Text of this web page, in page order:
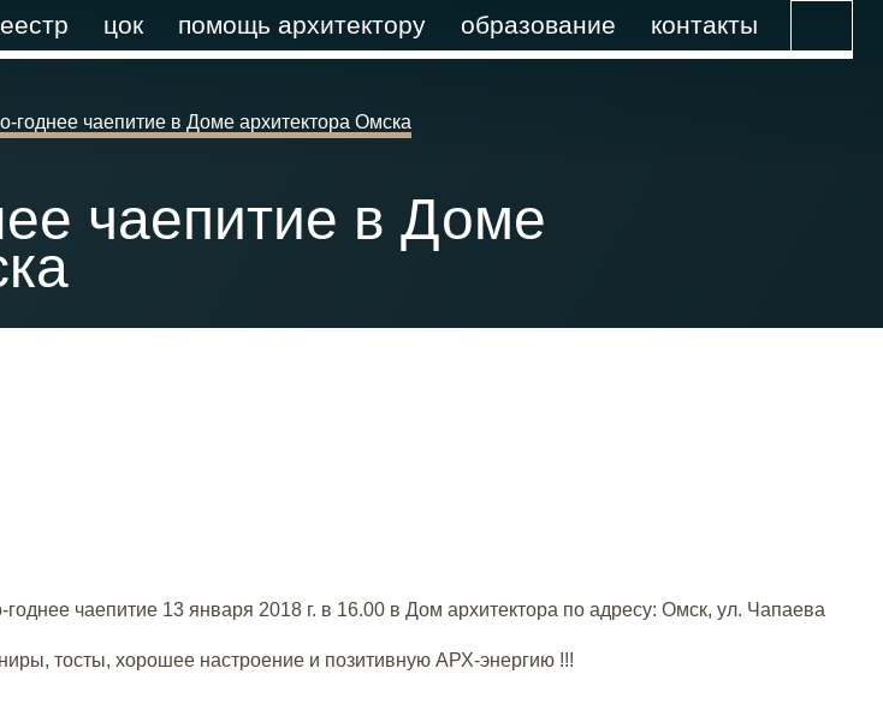
цок помощь архитектору образование контакты
годнее чаепитие в Доме архитектора Омска
чаепитие в Доме
чаепитие 13 января 2018 г. в 16.00 в Дом архитектора по адресу: Омск, ул. Чапаева
тосты, хорошее настроение и позитивную АРХ-энергию !!!